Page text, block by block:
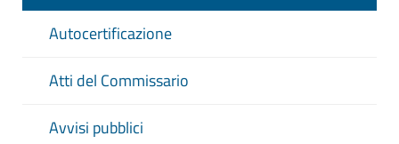
Autocertificazione
Atti del Commissario
Avvisi pubblici